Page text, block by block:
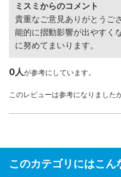
ミスミからのコメント
貴重なご意見ありがとうご
能的に摺動影響が出やすく
に努めてまいります。
0人が参考にしています。
このレビューは参考になりました
このカテゴリにはこん